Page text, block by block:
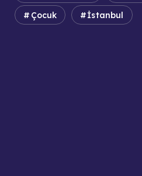
Çocuk İstanbul